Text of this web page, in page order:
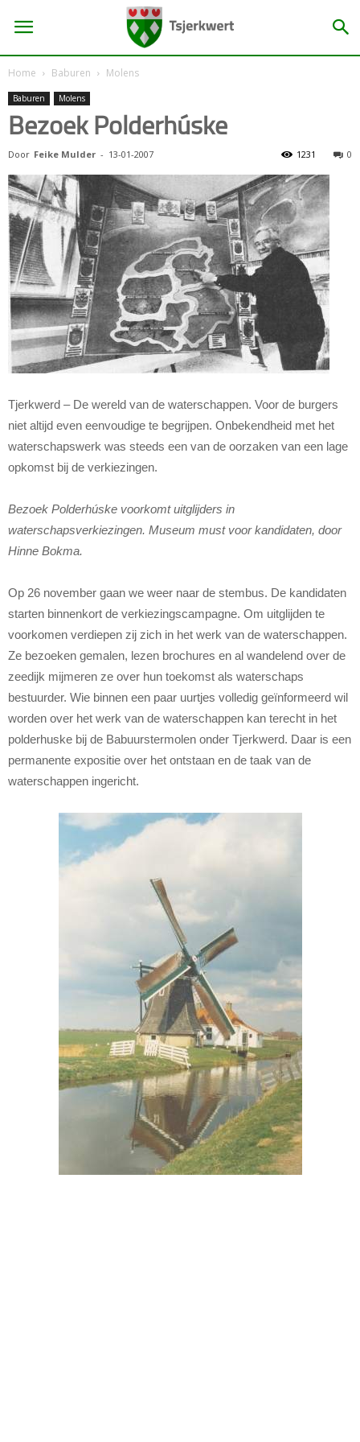
Home Baburen Molens
Baburen Molens
Bezoek Polderhúske
Door Feike Mulder - 13-01-2007 0
1231
Tjerkwerd – De wereld van de waterschappen. Voor de burgers
niet altijd even eenvoudige te begrijpen. Onbekendheid met het
waterschapswerk was steeds een van de oorzaken van een lage
opkomst bij de verkiezingen.
Bezoek Polderhúske voorkomt uitglijders in
waterschapsverkiezingen. Museum must voor kandidaten, door
Hinne Bokma.
Op 26 november gaan we weer naar de stembus. De kandidaten
starten binnenkort de verkiezingscampagne. Om uitglijden te
voorkomen verdiepen zij zich in het werk van de waterschappen.
Ze bezoeken gemalen, lezen brochures en al wandelend over de
zeedijk mijmeren ze over hun toekomst als waterschaps
bestuurder. Wie binnen een paar uurtjes volledig geïnformeerd wil
worden over het werk van de waterschappen kan terecht in het
polderhuske bij de Babuurstermolen onder Tjerkwerd. Daar is een
permanente expositie over het ontstaan en de taak van de
waterschappen ingericht.